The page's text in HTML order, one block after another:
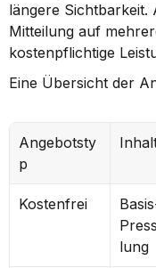
längere Sichtbarkeit.
Mitteilung auf
kostenpflichtige
Eine Übersicht der
Angebotsty
p
Kostenfrei
lung